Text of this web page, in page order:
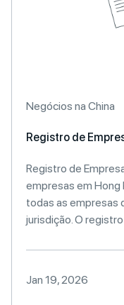
Negócios na China
Registro de
Registro de
empresas em Hong
todas as empresas
jurisdição. O
Jan 19, 2026